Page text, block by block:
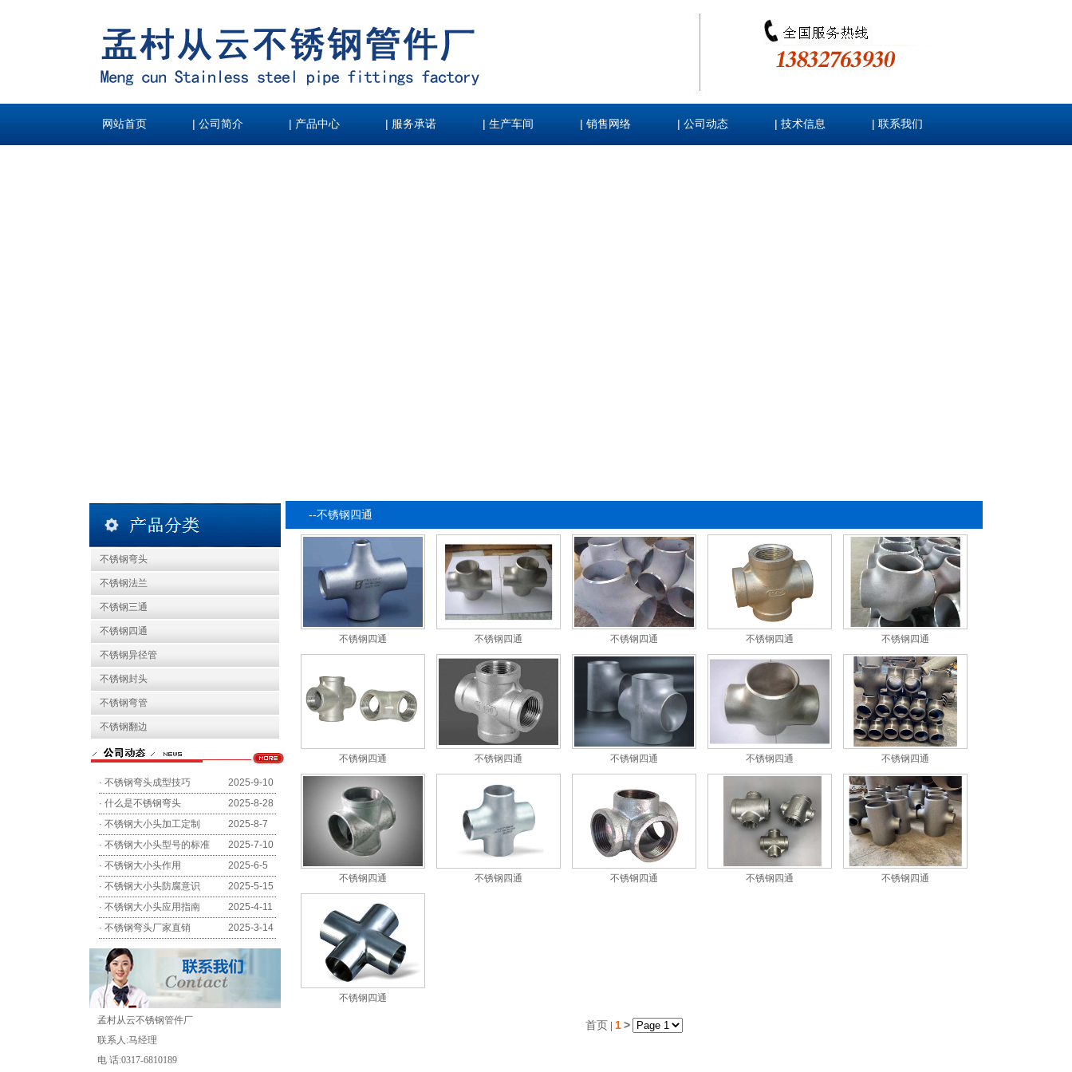
网站首页 | 公司简介 | 产品中心 | 服务承诺 | 生产车间 | 销售网络 | 公司动态 | 技术信息 | 联系我们
不锈钢弯头
不锈钢法兰
不锈钢三通
不锈钢四通
不锈钢异径管
不锈钢封头
不锈钢弯管
不锈钢翻边
· 不锈钢弯头成型技巧
2025-9-10
· 什么是不锈钢弯头
2025-8-28
· 不锈钢大小头加工定制
2025-8-7
· 不锈钢大小头型号的标准
2025-7-10
· 不锈钢大小头作用
2025-6-5
· 不锈钢大小头防腐意识
2025-5-15
· 不锈钢大小头应用指南
2025-4-11
· 不锈钢弯头厂家直销 2025-3-14
孟村从云不锈钢管件厂
联系人:马经理
电 话:0317-6810189
--不锈钢四通
不锈钢四通 不锈钢四通 不锈钢四通 不锈钢四通 不锈钢四通
不锈钢四通 不锈钢四通 不锈钢四通 不锈钢四通 不锈钢四通
不锈钢四通 不锈钢四通 不锈钢四通 不锈钢四通 不锈钢四通
不锈钢四通
首页 1>